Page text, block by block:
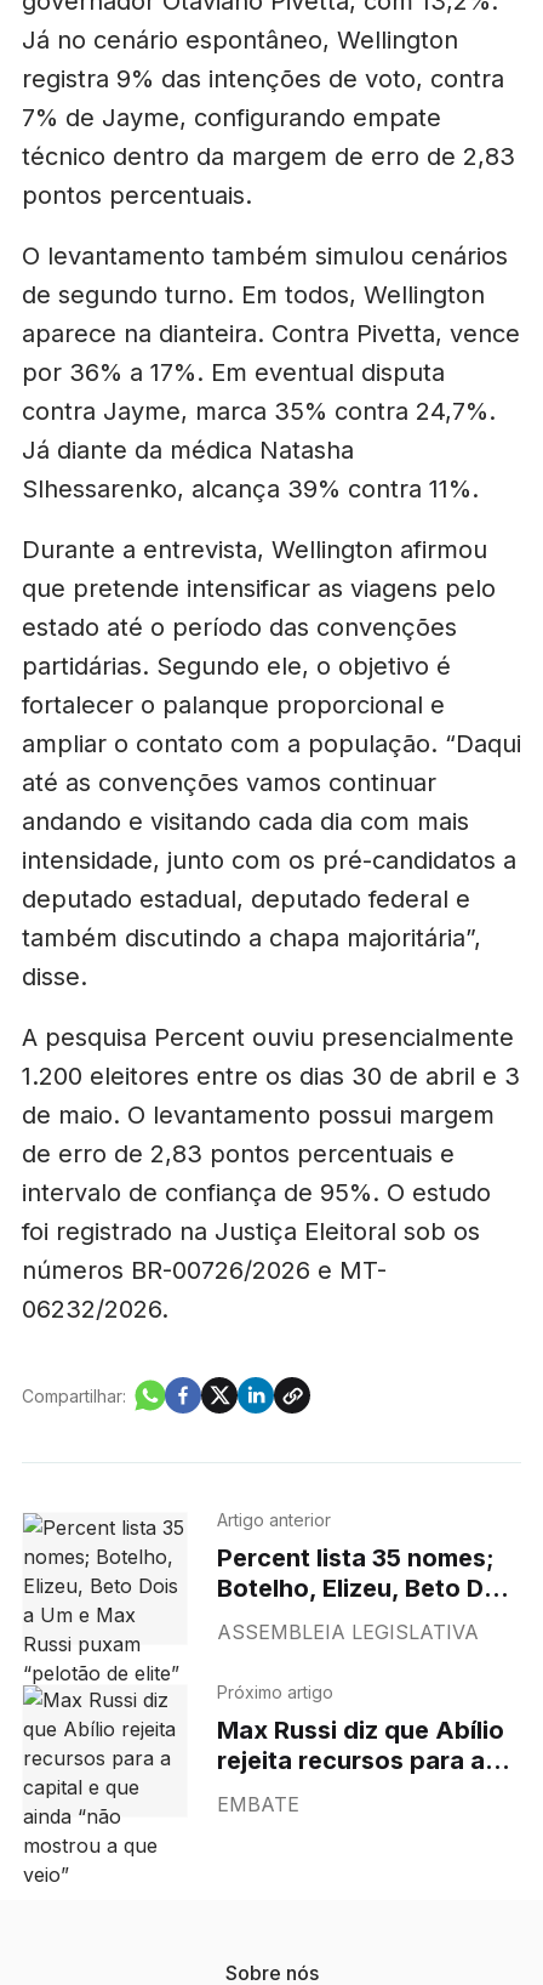
Já no cenário espontâneo, Wellington
registra 9% das intenções de voto, contra
7% de Jayme, configurando empate
técnico dentro da margem de erro de 2,83
pontos percentuais.
O levantamento também simulou cenários
de segundo turno. Em todos, Wellington
aparece na dianteira. Contra Pivetta, vence
por 36% a 17%. Em eventual disputa
contra Jayme, marca 35% contra 24,7%.
Já diante da médica Natasha
Slhessarenko, alcança 39% contra 11%.
Durante a entrevista, Wellington afirmou
que pretende intensificar as viagens pelo
estado até o período das convenções
partidárias. Segundo ele, o objetivo é
fortalecer o palanque proporcional e
ampliar o contato com a população. “Daqui
até as convenções vamos continuar
andando e visitando cada dia com mais
intensidade, junto com os pré-candidatos a
deputado estadual, deputado federal e
também discutindo a chapa majoritária”,
disse.
A pesquisa Percent ouviu presencialmente
1.200 eleitores entre os dias 30 de abril e 3
de maio. O levantamento possui margem
de erro de 2,83 pontos percentuais e
intervalo de confiança de 95%. O estudo
foi registrado na Justiça Eleitoral sob os
números BR-00726/2026 e MT-
06232/2026.
Compartilhar:
Artigo anterior
Percent lista 35 nomes;
Botelho, Elizeu, Beto Dois
a Um e Max Russi puxam
“pelotão de elite”
ASSEMBLEIA LEGISLATIVA
Próximo artigo
Max Russi diz que Abílio
rejeita recursos para a
capital e que ainda “não
mostrou a que veio”
EMBATE
Sobre nós